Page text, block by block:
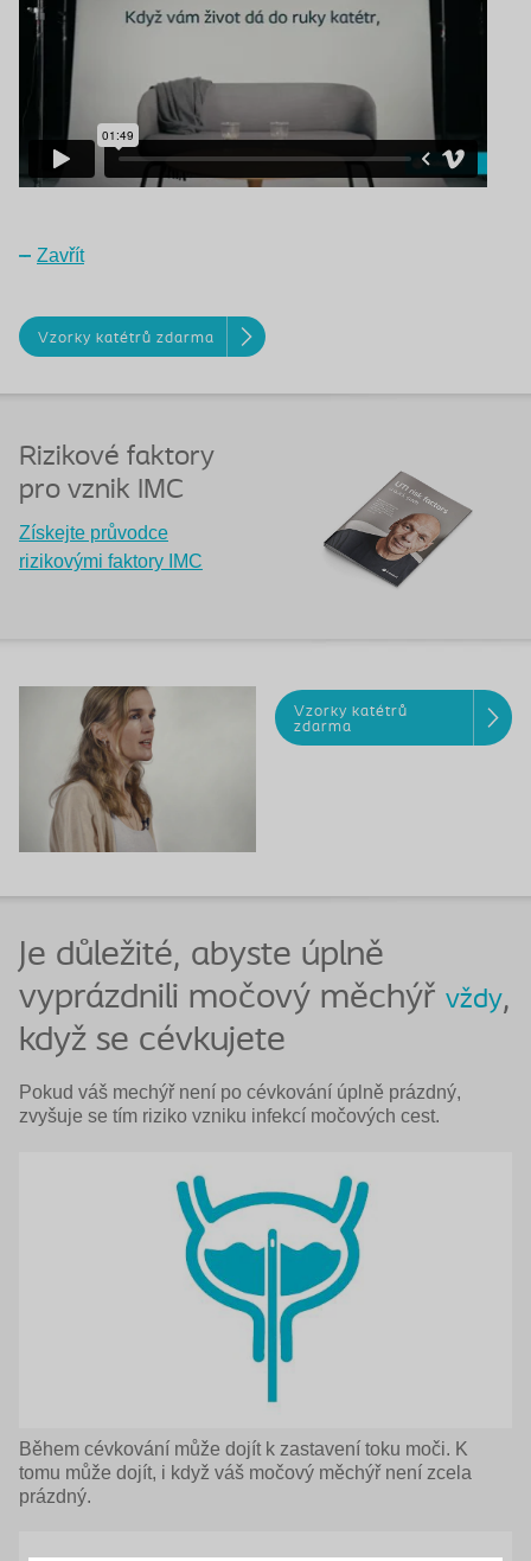
Zavřít
Vzorky katétrů zdarma
Rizikové faktory
pro vznik IMC
Získejte průvodce
rizikovými faktory IMC
Vzorky katétrů
zdarma
Je důležité, abyste úplně
vyprázdnili močový měchýř vždy,
když se cévkujete
Pokud váš mechýř není po cévkování úplně prázdný,
zvyšuje se tím riziko vzniku infekcí močových cest.
Během cévkování může dojít k zastavení toku moči. K
tomu může dojít, i když váš močový měchýř není zcela
prázdný.